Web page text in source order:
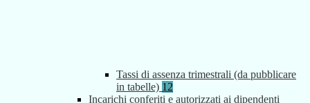
Tassi di assenza trimestrali (da pubblicare
in tabelle) 12
Incarichi conferiti e autorizzati ai dipendenti